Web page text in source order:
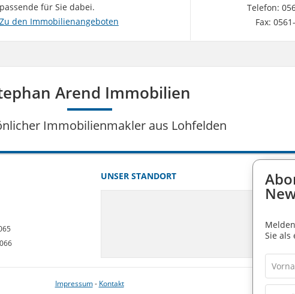
passende für Sie dabei.
Zu den Immobilienangeboten
Telefon:
Fax:
Arend Immobilien
Immobilienmakler aus Lohfelden
UNSER STANDORT
Impressum- Kontakt
Sie als